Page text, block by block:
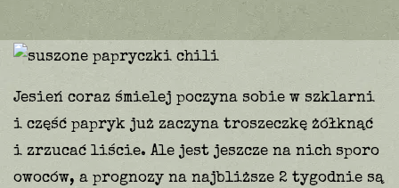
Jesień coraz śmielej poczyna sobie w szklarni
i część papryk już zaczyna troszeczkę żółknąć
i zrzucać liście. Ale jest jeszcze na nich sporo
owoców, a prognozy na najbliższe 2 tygodnie są